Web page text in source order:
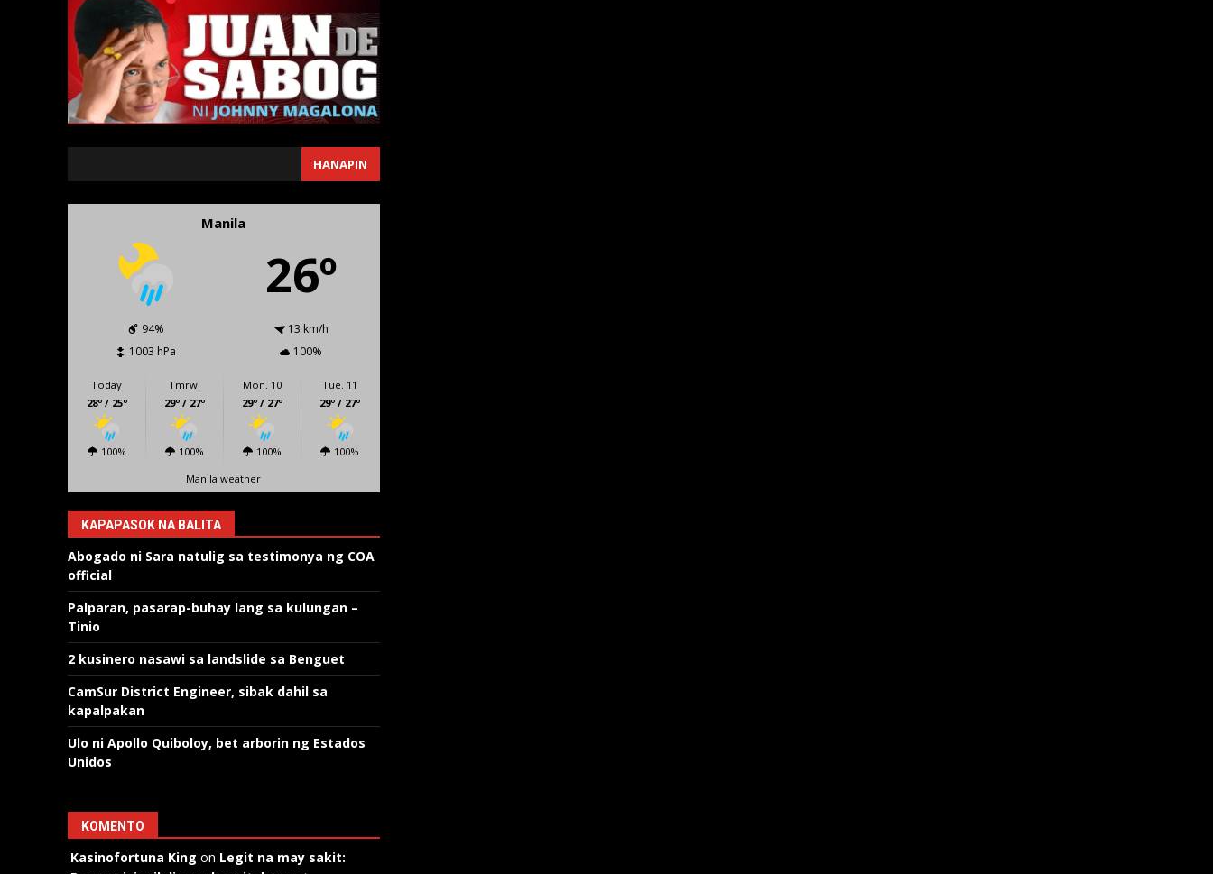
HANAPIN
Manila
26º
94%
13 km/h
1003 hPa
100%
Today
28º / 25º
100%
Tmrw.
29º / 27º
100%
Mon. 10
29º / 27º
100%
Tue. 11
29º / 27º
100%
Manila weather
KAPAPASOK NA BALITA
Abogado ni Sara natulig sa testimonya ng COA
official
Palparan, pasarap-buhay lang sa kulungan –
Tinio
2 kusinero nasawi sa landslide sa Benguet
CamSur District Engineer, sibak dahil sa
kapalpakan
Ulo ni Apollo Quiboloy, bet arborin ng Estados
Unidos
KOMENTO
Kasinofortuna King on Legit na may sakit: